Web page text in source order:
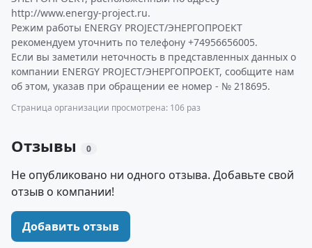
http://www.energy-project.ru.
Режим работы ENERGY PROJECT/ЭНЕРГОПРОЕКТ
рекомендуем уточнить по телефону +74956656005.
Если вы заметили неточность в представленных данных о
компании ENERGY PROJECT/ЭНЕРГОПРОЕКТ, сообщите нам
об этом, указав при обращении ее номер - № 218695.
Страница организации просмотрена: 106 раз
Отзывы 0
Не опубликовано ни одного отзыва. Добавьте свой
отзыв о компании!
Добавить отзыв